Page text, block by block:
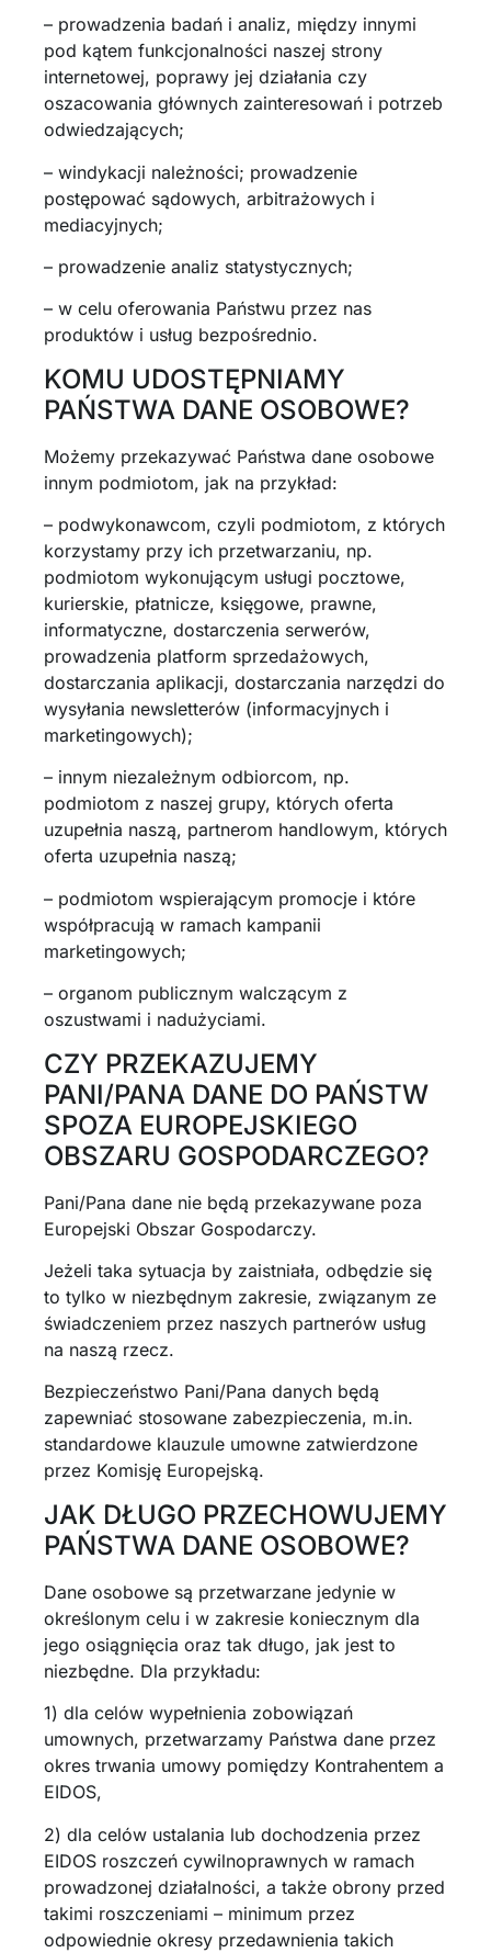
– prowadzenia badań i analiz, między innymi
pod kątem funkcjonalności naszej strony
internetowej, poprawy jej działania czy
oszacowania głównych zainteresowań i potrzeb
odwiedzających;
– windykacji należności; prowadzenie
postępować sądowych, arbitrażowych i
mediacyjnych;
– prowadzenie analiz statystycznych;
– w celu oferowania Państwu przez nas
produktów i usług bezpośrednio.
KOMU UDOSTĘPNIAMY
PAŃSTWA DANE OSOBOWE?
Możemy przekazywać Państwa dane osobowe
innym podmiotom, jak na przykład:
– podwykonawcom, czyli podmiotom, z których
korzystamy przy ich przetwarzaniu, np.
podmiotom wykonującym usługi pocztowe,
kurierskie, płatnicze, księgowe, prawne,
informatyczne, dostarczenia serwerów,
prowadzenia platform sprzedażowych,
dostarczania aplikacji, dostarczania narzędzi do
wysyłania newsletterów (informacyjnych i
marketingowych);
– innym niezależnym odbiorcom, np.
podmiotom z naszej grupy, których oferta
uzupełnia naszą, partnerom handlowym, których
oferta uzupełnia naszą;
– podmiotom wspierającym promocje i które
współpracują w ramach kampanii
marketingowych;
– organom publicznym walczącym z
oszustwami i nadużyciami.
CZY PRZEKAZUJEMY
PANI/PANA DANE DO PAŃSTW
SPOZA EUROPEJSKIEGO
OBSZARU GOSPODARCZEGO?
Pani/Pana dane nie będą przekazywane poza
Europejski Obszar Gospodarczy.
Jeżeli taka sytuacja by zaistniała, odbędzie się
to tylko w niezbędnym zakresie, związanym ze
świadczeniem przez naszych partnerów usług
na naszą rzecz.
Bezpieczeństwo Pani/Pana danych będą
zapewniać stosowane zabezpieczenia, m.in.
standardowe klauzule umowne zatwierdzone
przez Komisję Europejską.
JAK DŁUGO PRZECHOWUJEMY
PAŃSTWA DANE OSOBOWE?
Dane osobowe są przetwarzane jedynie w
określonym celu i w zakresie koniecznym dla
jego osiągnięcia oraz tak długo, jak jest to
niezbędne. Dla przykładu:
1) dla celów wypełnienia zobowiązań
umownych, przetwarzamy Państwa dane przez
okres trwania umowy pomiędzy Kontrahentem a
EIDOS,
2) dla celów ustalania lub dochodzenia przez
EIDOS roszczeń cywilnoprawnych w ramach
prowadzonej działalności, a także obrony przed
takimi roszczeniami – minimum przez
odpowiednie okresy przedawnienia takich